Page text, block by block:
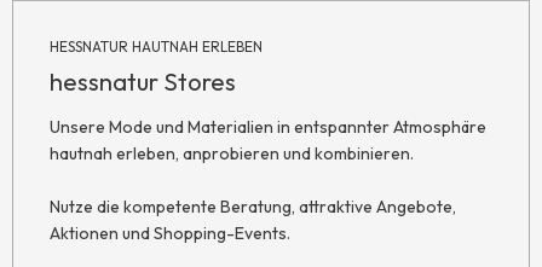
HESSNATUR HAUTNAH ERLEBEN
hessnatur Stores
Unsere Mode und Materialien in entspannter Atmosphäre
hautnah erleben, anprobieren und kombinieren.
Nutze die kompetente Beratung, attraktive Angebote,
Aktionen und Shopping-Events.